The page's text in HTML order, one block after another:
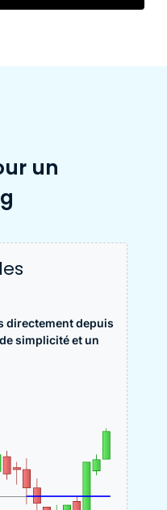
un
directement depuis
simplicité et un